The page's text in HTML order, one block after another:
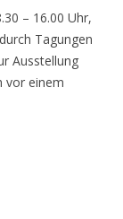
– 16.00 Uhr,
Tagungen
Ausstellung
vor einem